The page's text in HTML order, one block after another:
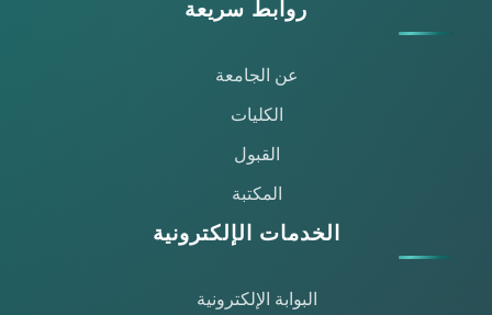
روابط سريعة
عن الجامعة
الكليات
القبول
المكتبة
الخدمات الإلكترونية
البوابة الإلكترونية